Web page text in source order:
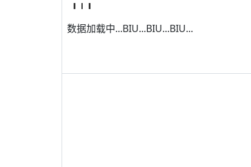
数据加载中...BIU...BIU...BIU...